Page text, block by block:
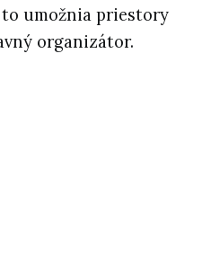
to umožnia priestory
organizátor.